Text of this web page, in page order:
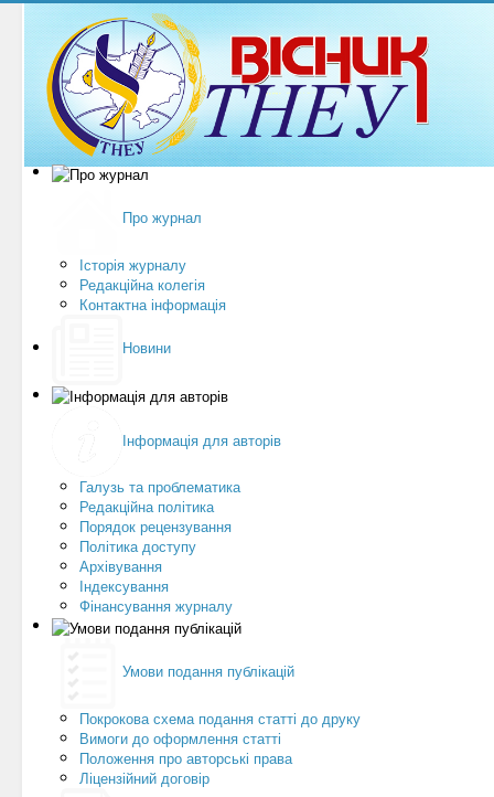
Про журнал
Історія журналу
Редакційна колегія
Контактна інформація
Новини
Інформація для авторів
Галузь та проблематика
Редакційна політика
Порядок рецензування
Політика доступу
Архівування
Індексування
Фінансування журналу
Умови подання публікацій
Покрокова схема подання статті до друку
Вимоги до оформлення статті
Положення про авторські права
Ліцензійний договір